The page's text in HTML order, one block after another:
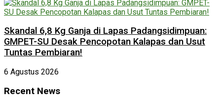
Skandal 6,8 Kg Ganja di Lapas Padangsidimpuan:
GMPET-SU Desak Pencopotan Kalapas dan Usut
Tuntas Pembiaran!
6 Agustus 2026
Recent News